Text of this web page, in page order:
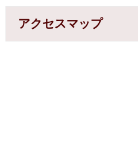
アクセスマップ